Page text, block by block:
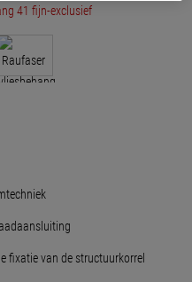
fixatie van de structuurkorrel